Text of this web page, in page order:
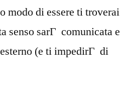
modo di essere ti troverai
senso sarГ comunicata e
(e ti impedirГ di